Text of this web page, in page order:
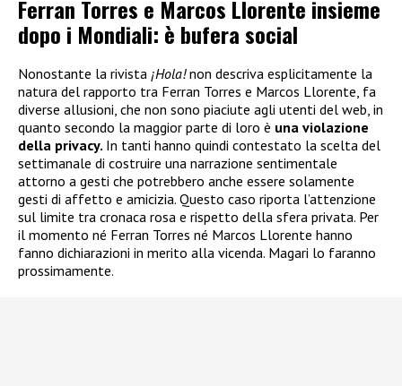
Ferran Torres e Marcos Llorente insieme
dopo i Mondiali: è bufera social
Nonostante la rivista ¡Hola!non descriva esplicitamente la
natura del rapporto tra Ferran Torres e Marcos Llorente, fa
diverse allusioni, che non sono piaciute agli utenti del web, in
quanto secondo la maggior parte di loro è una violazione
della privacy. In tanti hanno quindi contestato la scelta del
settimanale di costruire una narrazione sentimentale
attorno a gesti che potrebbero anche essere solamente
gesti di affetto e amicizia. Questo caso riporta l’attenzione
sul limite tra cronaca rosa e rispetto della sfera privata. Per
il momento né Ferran Torres né Marcos Llorente hanno
fanno dichiarazioni in merito alla vicenda. Magari lo faranno
prossimamente.